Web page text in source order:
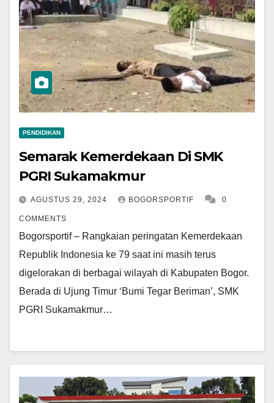
PENDIDIKAN
Semarak Kemerdekaan Di SMK
PGRI Sukamakmur
AGUSTUS 29, 2024 BOGORSPORTIF 0
COMMENTS
Bogorsportif – Rangkaian peringatan Kemerdekaan
Republik Indonesia ke 79 saat ini masih terus
digelorakan di berbagai wilayah di Kabupaten Bogor.
Berada di Ujung Timur ‘Bumi Tegar Beriman’, SMK
PGRI Sukamakmur…